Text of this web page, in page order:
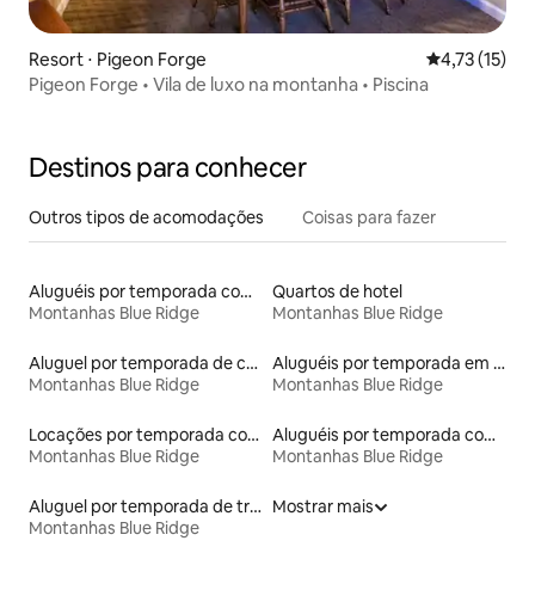
Resort ⋅ Pigeon Forge 4,73 de uma
4,73 (15)
Pigeon Forge • Vila de luxo na montanha • Piscina
Destinos para conhecer
Outros tipos de acomodações Coisas para fazer
Aluguéis por temporada com caiaque
Montanhas Blue Ridge
Quartos de hotel
Montanhas Blue Ridge
Aluguel por temporada de casas na árvore
Montanhas Blue Ridge
Aluguéis por temporada em acampamentos
Montanhas Blue Ridge
Locações por temporada com piscina
Montanhas Blue Ridge
Aluguéis por temporada com café da manhã
Montanhas Blue Ridge
Aluguel por temporada de trens
Montanhas Blue Ridge
Mostrar mais